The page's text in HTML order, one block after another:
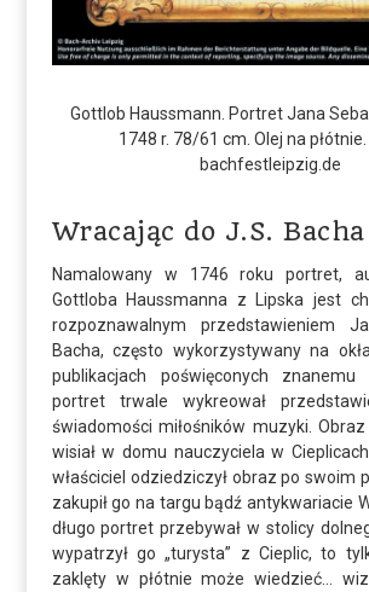
Gottlob Haussmann. Portret Jana
1748 r. 78/61 cm. Olej na płótnie.
bachfestleipzig.de
Wracając do J.S. Bacha
Namalowany w 1746 roku portret,
Gottloba Haussmanna z Lipska jest
rozpoznawalnym przedstawieniem
Bacha, często wykorzystywany na
publikacjach poświęconych znanemu
portret trwale wykreował
świadomości miłośników muzyki.
wisiał w domu nauczyciela w
właściciel odziedziczył obraz po swoim
zakupił go na targu bądź antykwariacie
długo portret przebywał w stolicy
wypatrzył go „turysta” z Cieplic, to
zaklęty w płótnie może wiedzieć…